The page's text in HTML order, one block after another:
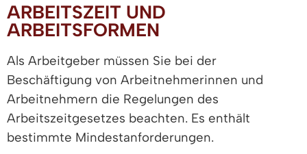
ARBEITSZEIT UND
ARBEITSFORMEN
Als Arbeitgeber müssen Sie bei der
Beschäftigung von Arbeitnehmerinnen und
Arbeitnehmern die Regelungen des
Arbeitszeitgesetzes beachten. Es enthält
bestimmte Mindestanforderungen.